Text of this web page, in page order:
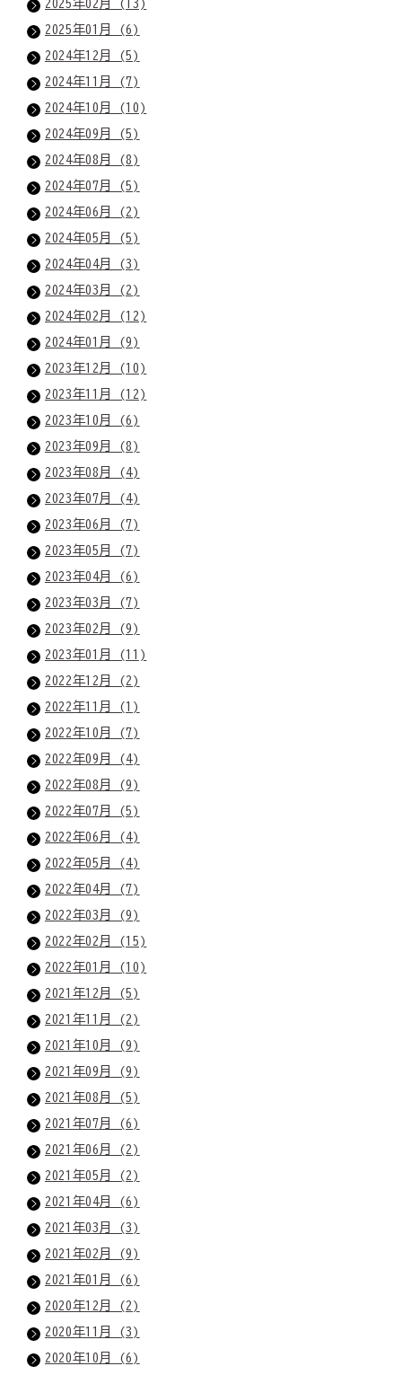
2025年02月 (13)
2025年01月 (6)
2024年12月 (5)
2024年11月 (7)
2024年10月 (10)
2024年09月 (5)
2024年08月 (8)
2024年07月 (5)
2024年06月 (2)
2024年05月 (5)
2024年04月 (3)
2024年03月 (2)
2024年02月 (12)
2024年01月 (9)
2023年12月 (10)
2023年11月 (12)
2023年10月 (6)
2023年09月 (8)
2023年08月 (4)
2023年07月 (4)
2023年06月 (7)
2023年05月 (7)
2023年04月 (6)
2023年03月 (7)
2023年02月 (9)
2023年01月 (11)
2022年12月 (2)
2022年11月 (1)
2022年10月 (7)
2022年09月 (4)
2022年08月 (9)
2022年07月 (5)
2022年06月 (4)
2022年05月 (4)
2022年04月 (7)
2022年03月 (9)
2022年02月 (15)
2022年01月 (10)
2021年12月 (5)
2021年11月 (2)
2021年10月 (9)
2021年09月 (9)
2021年08月 (5)
2021年07月 (6)
2021年06月 (2)
2021年05月 (2)
2021年04月 (6)
2021年03月 (3)
2021年02月 (9)
2021年01月 (6)
2020年12月 (2)
2020年11月 (3)
2020年10月 (6)